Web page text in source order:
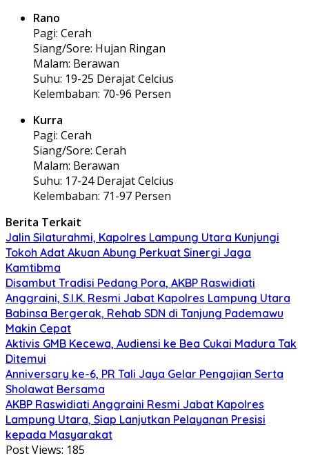
Rano
Pagi: Cerah
Siang/Sore: Hujan Ringan
Malam: Berawan
Suhu: 19-25 Derajat Celcius
Kelembaban: 70-96 Persen
Kurra
Pagi: Cerah
Siang/Sore: Cerah
Malam: Berawan
Suhu: 17-24 Derajat Celcius
Kelembaban: 71-97 Persen
Berita Terkait
Jalin Silaturahmi, Kapolres Lampung Utara Kunjungi
Tokoh Adat Akuan Abung Perkuat Sinergi Jaga
Kamtibma
Disambut Tradisi Pedang Pora, AKBP Raswidiati
Anggraini, S.I.K. Resmi Jabat Kapolres Lampung Utara
Babinsa Bergerak, Rehab SDN di Tanjung Pademawu
Makin Cepat
Aktivis GMB Kecewa, Audiensi ke Bea Cukai Madura Tak
Ditemui
Anniversary ke-6, PR Tali Jaya Gelar Pengajian Serta
Sholawat Bersama
AKBP Raswidiati Anggraini Resmi Jabat Kapolres
Lampung Utara, Siap Lanjutkan Pelayanan Presisi
kepada Masyarakat
Post Views: 185